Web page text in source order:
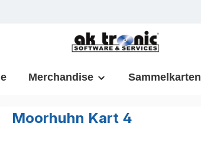
Merchandise Sammelkarten
Moorhuhn Kart 4